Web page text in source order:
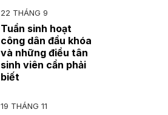
22 THÁNG 9
Tuần sinh hoạt
công dân đầu khóa
và những điều tân
sinh viên cần phải
biết
19 THÁNG 11